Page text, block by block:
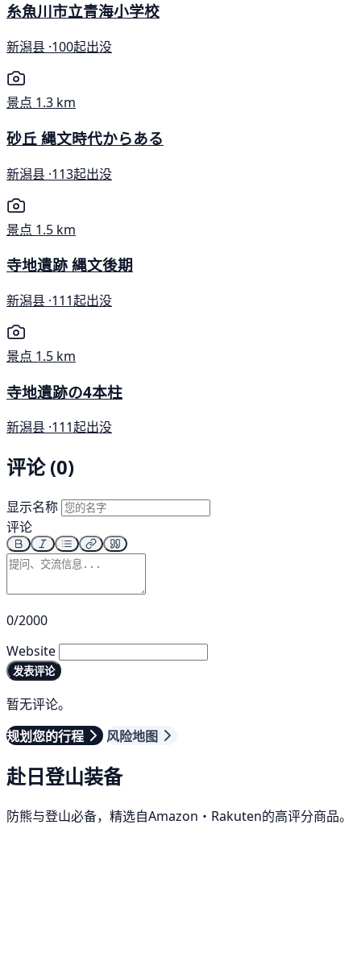
糸魚川市立青海小学校
新潟县 ·100起出没
景点 1.3 km
砂丘 縄文時代からある
新潟县 ·113起出没
景点 1.5 km
寺地遺跡 縄文後期
新潟县 ·111起出没
景点 1.5 km
寺地遺跡の4本柱
新潟县 ·111起出没
评论 (0)
显示名称
评论
0/2000
Website
发表评论
暂无评论。
规划您的行程
风险地图
赴日登山装备
防熊与登山必备，精选自Amazon・Rakuten的高评分商品。